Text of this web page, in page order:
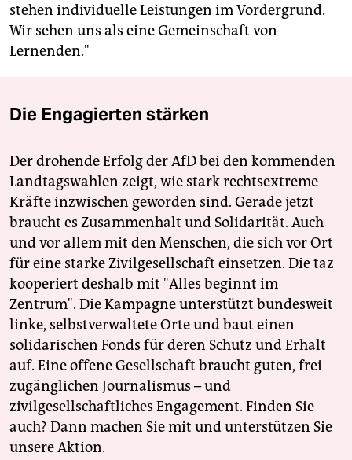
stehen individuelle Leistungen im Vordergrund.
Wir sehen uns als eine Gemeinschaft von
Lernenden."
Die Engagierten stärken
Der drohende Erfolg der AfD bei den kommenden
Landtagswahlen zeigt, wie stark rechtsextreme
Kräfte inzwischen geworden sind. Gerade jetzt
braucht es Zusammenhalt und Solidarität. Auch
und vor allem mit den Menschen, die sich vor Ort
für eine starke Zivilgesellschaft einsetzen. Die taz
kooperiert deshalb mit "Alles beginnt im
Zentrum". Die Kampagne unterstützt bundesweit
linke, selbstverwaltete Orte und baut einen
solidarischen Fonds für deren Schutz und Erhalt
auf. Eine offene Gesellschaft braucht guten, frei
zugänglichen Journalismus – und
zivilgesellschaftliches Engagement. Finden Sie
auch? Dann machen Sie mit und unterstützen Sie
unsere Aktion.